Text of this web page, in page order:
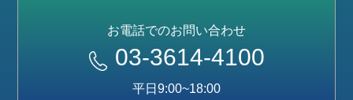
お電話でのお問い合わせ
03-3614-4100
平日9:00~18:00